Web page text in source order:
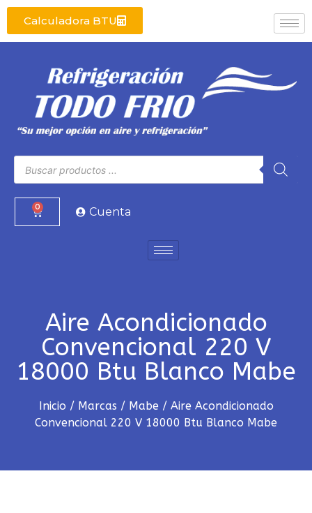
Calculadora BTU
0 Cuenta
Aire Acondicionado
Convencional 220 V
18000 Btu Blanco Mabe
Inicio / Marcas / Mabe / Aire Acondicionado
Convencional 220 V 18000 Btu Blanco Mabe